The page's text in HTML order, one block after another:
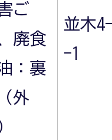
ご
廃食
：裏
外
並木
-1